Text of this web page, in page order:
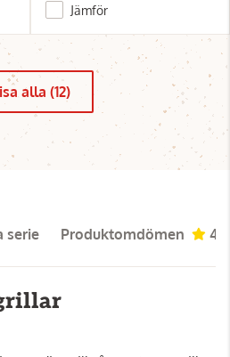
Jämför
alla (12)
serie Produktomdömen 4.4